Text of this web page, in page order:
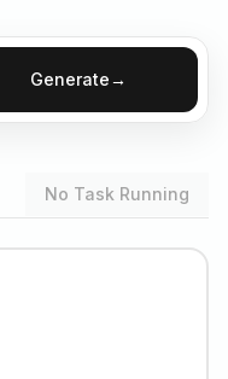
Generate→
No Task Running